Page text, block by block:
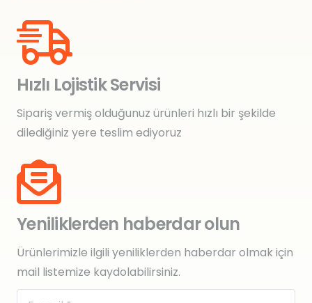
Hızlı Lojistik Servisi
Sipariş vermiş olduğunuz ürünleri hızlı bir şekilde
dilediğiniz yere teslim ediyoruz
Yeniliklerden haberdar olun
Ürünlerimizle ilgili yeniliklerden haberdar olmak için
mail listemize kaydolabilirsiniz.